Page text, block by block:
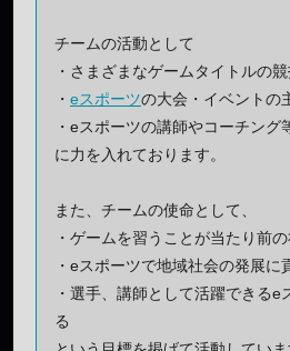
チームの活動として
・さまざまなゲームタイトルの
・ eスポーツの大会・イベントの
・eスポーツの講師やコーチング
に力を入れております。
また、チームの使命として、
・ゲームを習うことが当たり前
・eスポーツで地域社会の発展に
・選手、講師として活躍できるe
る